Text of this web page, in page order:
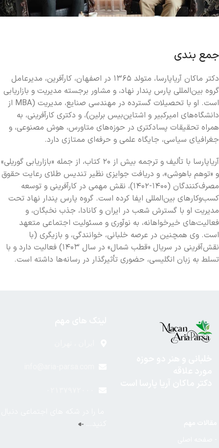
جمع بندی
دکتر ماکان آریاپارسا، متولد ۱۳۶۵ در اصفهان، کارآفرین، مدیرعامل
گروه بین‌المللی پارس پندار نهاد، و مشاور برجسته مدیریت و بازاریابی
است. او با تحصیلات گسترده در مهندسی صنایع، مدیریت (MBA از
دانشگاه‌های امیرکبیر و اشتاین‌بیس برلین)، و دکتری کارآفرینی، به
همراه تحقیقات پسادکتری در حوزه‌های متاورس، هوش مصنوعی، و
جغرافیای سیاسی، جایگاه علمی و حرفه‌ای ممتازی دارد.
آریاپارسا با تألیف و ترجمه بیش از ۲۰ کتاب، از جمله «بازاریابی گوریلی»
و «توهم باهوشی»، و دریافت جوایزی نظیر تندیس طلای رعایت حقوق
مصرف‌کنندگان (۱۴۰۰-۱۴۰۲)، نقش مهمی در کارآفرینی و توسعه
کسب‌وکارهای بین‌المللی ایفا کرده است. گروه پارس پندار نهاد تحت
مدیریت او با گسترش شعب در ایران و کانادا، جذب نخبگان، و
فعالیت‌های خیرخواهانه، به نوآوری و مسئولیت اجتماعی متعهد
است. وی همچنین در عرصه خلبانی، خوانندگی، و بازیگری (با
نقش‌آفرینی در سریال «قطب شمال» در سال ۱۴۰۳) فعالیت دارد و با
تسلط به زبان انگلیسی، حضوری تأثیرگذار در رسانه‌ها داشته است.
کنید…